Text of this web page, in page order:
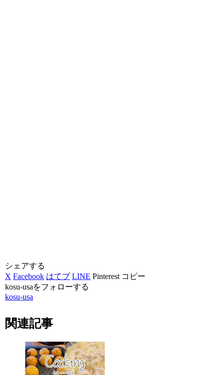
シェアする
X Facebook はてブ LINE Pinterest コピー
kosu-usaをフォローする
kosu-usa
関連記事